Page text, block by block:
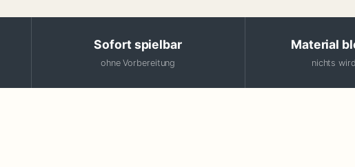
Sofort spielbar
ohne Vorbereitung
Material
nichts